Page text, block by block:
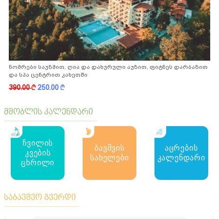
ნომრები საუზმით, ღია და დახურული აუზით, ფიტნეს დარბაზით
და სპა ცენტრით კახეთში
390.00k250.00k
მშობლის კალენდარი
ჩვილის
კვების
ცხრილი
ბავშვის
სახელები
აცრების
კალენდარი
საბავშვო გვერდი